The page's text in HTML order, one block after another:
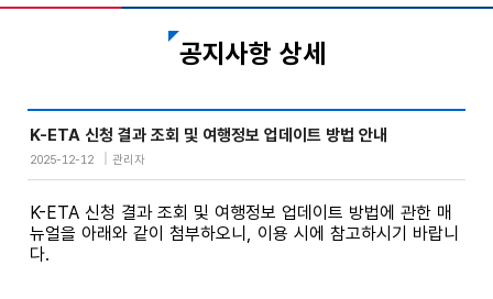
공지사항 상세
K-ETA 신청 결과 조회 및 여행정보 업데이트 방법 안내
2025-12-12 관리자
K-ETA 신청 결과 조회 및 여행정보 업데이트 방법에 관한 매
뉴얼을 아래와 같이 첨부하오니, 이용 시에 참고하시기 바랍니
다.